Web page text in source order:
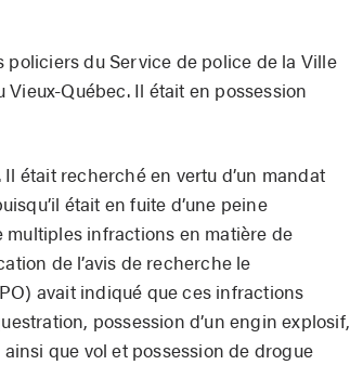
du Service de police de la Ville
Québec. Il était en possession
était recherché en vertu d’un mandat
était en fuite d’une peine
multiples infractions en matière de
de l’avis de recherche le
avait indiqué que ces infractions
possession d’un engin explosif,
que vol et possession de drogue